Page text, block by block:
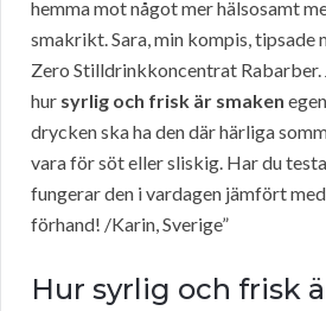
hemma mot något mer hälsosamt
smakrikt. Sara, min kompis, tipsade
Zero Stilldrinkkoncentrat Rabarber.
hur syrlig och frisk är smaken
drycken ska ha den där härliga
vara för söt eller sliskig. Har du
fungerar den i vardagen jämfört
förhand! /Karin, Sverige”
Hur syrlig och frisk